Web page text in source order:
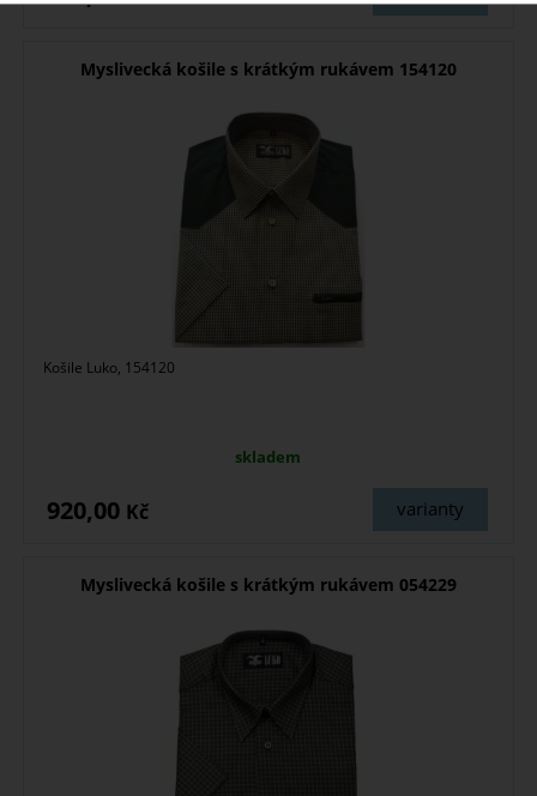
Myslivecká košile s krátkým rukávem 154120
Košile Luko, 154120
skladem
varianty
920,00 Kč
Myslivecká košile s krátkým rukávem 054229